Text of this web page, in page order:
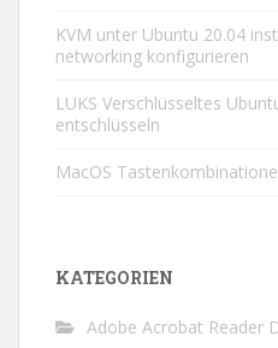
KVM unter Ubuntu 20.04
networking konfigurieren
LUKS Verschlüsseltes
entschlüsseln
MacOS
KATEGORIEN
Adobe Acrobat Reader